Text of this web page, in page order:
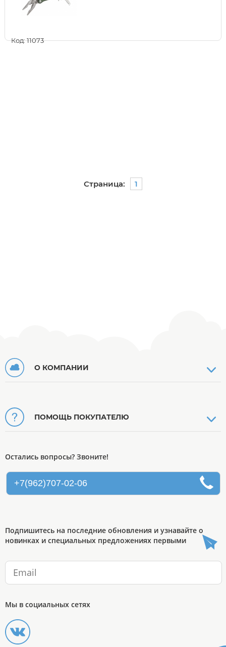
Код: 11073
Страница: 1
О КОМПАНИИ
ПОМОЩЬ ПОКУПАТЕЛЮ
Остались вопросы? Звоните!
+7(962)707-02-06
Подпишитесь на последние обновления и узнавайте о
новинках и специальных предложениях первыми
Мы в социальных сетях